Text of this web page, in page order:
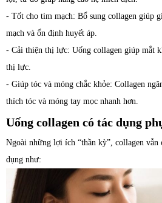
- Tốt cho tim mạch: Bổ sung collagen giúp
mạch và ổn định huyết áp.
- Cải thiện thị lực: Uống collagen giúp mắt
thị lực.
- Giúp tóc và móng chắc khỏe: Collagen
thích tóc và móng tay mọc nhanh hơn.
Uống collagen có tác dụng
Ngoài những lợi ích “thần kỳ”, collagen vẫn
dụng như: